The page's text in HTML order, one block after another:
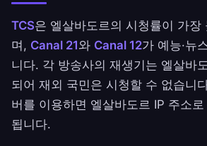
TCS은 엘살바도르의 시청률이 가장
며, Canal 21와 Canal 12가 예능·뉴
니다. 각 방송사의 재생기는 엘살바
되어 재외 국민은 시청할 수 없습니
버를 이용하면 엘살바도르 IP 주소
됩니다.